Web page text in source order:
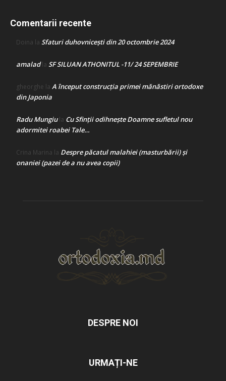
Comentarii recente
Doina la Sfaturi duhovnicești din 20 octombrie 2024
amaladla SF SILUAN ATHONITUL -11/ 24 SEPEMBRIE
gheorghe la A început construcţia primei mănăstiri ortodoxe
din Japonia
Radu Mungiula Cu Sfinții odihnește Doamne sufletul nou
adormitei roabei Tale…
Crina Marina la Despre păcatul malahiei (masturbării) şi
onaniei (pazei de a nu avea copii)
DESPRE NOI
URMAȚI-NE